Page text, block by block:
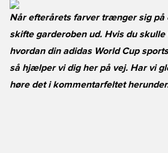
Når efterårets farver trænger sig på
skifte garderoben ud. Hvis du
hvordan din adidas World Cup
så hjælper vi dig her på vej. Har vi
høre det i kommentarfeltet